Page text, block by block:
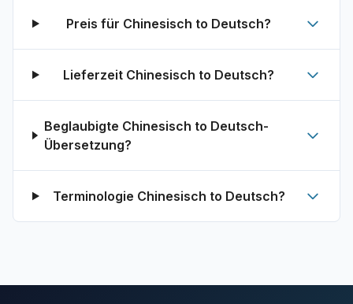
Preis für Chinesisch to Deutsch?
Lieferzeit Chinesisch to Deutsch?
Beglaubigte Chinesisch to Deutsch-
Übersetzung?
Terminologie Chinesisch to Deutsch?